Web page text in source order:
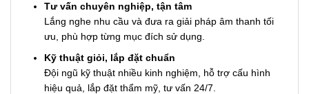
Tư vấn chuyên nghiệp, tận tâm
Lắng nghe nhu cầu và đưa ra giải pháp âm thanh tối
ưu, phù hợp từng mục đích sử dụng.
Kỹ thuật giỏi, lắp đặt chuẩn
Đội ngũ kỹ thuật nhiều kinh nghiệm, hỗ trợ cấu hình
hiệu quả, lắp đặt thẩm mỹ, tư vấn 24/7.